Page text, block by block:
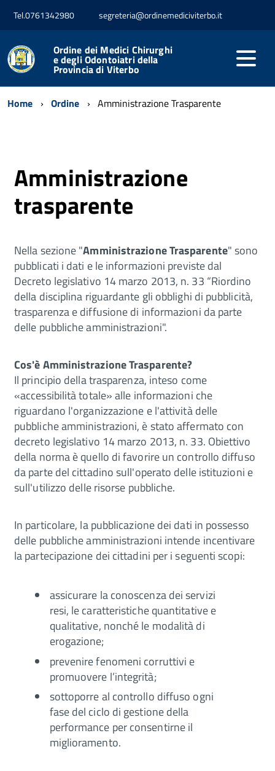
Tel.0761342980 segreteria@ordinemediciviterbo.it
Ordine dei Medici Chirurghi
e degli Odontoiatri della
Provincia di Viterbo
Home Ordine Amministrazione Trasparente
Amministrazione
trasparente
Nella sezione "Amministrazione Trasparente" sono
pubblicati i dati e le informazioni previste dal
Decreto legislativo 14 marzo 2013, n. 33 “Riordino
della disciplina riguardante gli obblighi di pubblicità,
trasparenza e diffusione di informazioni da parte
delle pubbliche amministrazioni".
Cos'è Amministrazione Trasparente?
Il principio della trasparenza, inteso come
«accessibilità totale» alle informazioni che
riguardano l'organizzazione e l'attività delle
pubbliche amministrazioni, è stato affermato con
decreto legislativo 14 marzo 2013, n. 33. Obiettivo
della norma è quello di favorire un controllo diffuso
da parte del cittadino sull'operato delle istituzioni e
sull'utilizzo delle risorse pubbliche.
In particolare, la pubblicazione dei dati in possesso
delle pubbliche amministrazioni intende incentivare
la partecipazione dei cittadini per i seguenti scopi:
assicurare la conoscenza dei servizi
resi, le caratteristiche quantitative e
qualitative, nonché le modalità di
erogazione;
prevenire fenomeni corruttivi e
promuovere l’integrità;
sottoporre al controllo diffuso ogni
fase del ciclo di gestione della
performance per consentirne il
miglioramento.